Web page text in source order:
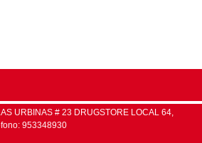
URBINAS # 23 DRUGSTORE LOCAL 64,
953348930